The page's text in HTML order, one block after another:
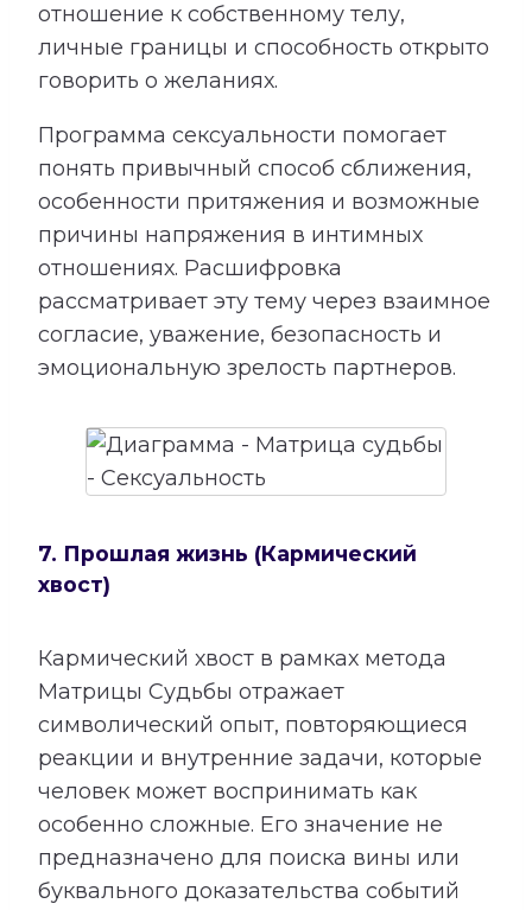
отношение к собственному телу,
личные границы и способность открыто
говорить о желаниях.
Программа сексуальности помогает
понять привычный способ сближения,
особенности притяжения и возможные
причины напряжения в интимных
отношениях. Расшифровка
рассматривает эту тему через взаимное
согласие, уважение, безопасность и
эмоциональную зрелость партнеров.
7. Прошлая жизнь (Кармический
хвост)
Кармический хвост в рамках метода
Матрицы Судьбы отражает
символический опыт, повторяющиеся
реакции и внутренние задачи, которые
человек может воспринимать как
особенно сложные. Его значение не
предназначено для поиска вины или
буквального доказательства событий